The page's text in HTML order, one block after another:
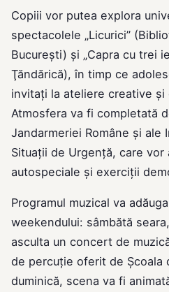
Copiii vor putea explora
spectacolele „Licurici”
Bucureşti) și „Capra cu trei
Ţăndărică), în timp ce
invitați la ateliere creative
Atmosfera va fi completată
Jandarmeriei Române și ale
Situaţii de Urgenţă, care vor
autospeciale și exerciții
Programul muzical va
weekendului: sâmbătă
asculta un concert de
de percuție oferit de Şcoala
duminică, scena va fi